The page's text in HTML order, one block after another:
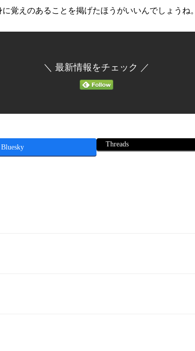
覚えのあることを掲げたほうがいいんでしょうね。
＼ 最新情報をチェック ／
Bluesky Threads